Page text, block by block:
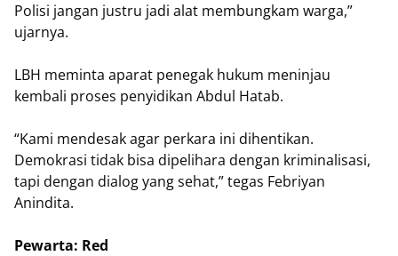
Polisi jangan justru jadi alat membungkam warga,”
ujarnya.
LBH meminta aparat penegak hukum meninjau
kembali proses penyidikan Abdul Hatab.
“Kami mendesak agar perkara ini dihentikan.
Demokrasi tidak bisa dipelihara dengan kriminalisasi,
tapi dengan dialog yang sehat,” tegas Febriyan
Anindita.
Pewarta: Red